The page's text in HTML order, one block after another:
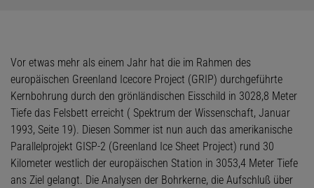
Vor etwas mehr als einem Jahr hat die im Rahmen des
europäischen Greenland Icecore Project (GRIP) durchgeführte
Kernbohrung durch den grönländischen Eisschild in 3028,8 Meter
Tiefe das Felsbett erreicht ( Spektrum der Wissenschaft, Januar
1993, Seite 19). Diesen Sommer ist nun auch das amerikanische
Parallelprojekt GISP-2 (Greenland Ice Sheet Project) rund 30
Kilometer westlich der europäischen Station in 3053,4 Meter Tiefe
ans Ziel gelangt. Die Analysen der Bohrkerne, die Aufschluß über